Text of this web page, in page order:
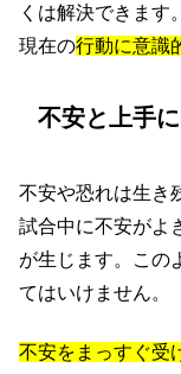
くは解決できます。
現在の行動に意識
不安と上手
不安や恐れは生き
試合中に不安がよ
が生じます。この
てはいけません。
不安をまっすぐ受